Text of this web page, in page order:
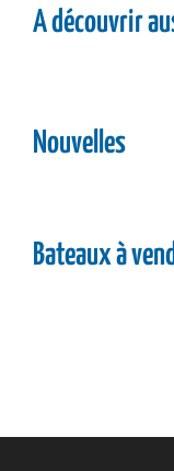
A découvrir
Nouvelles
Bateaux à